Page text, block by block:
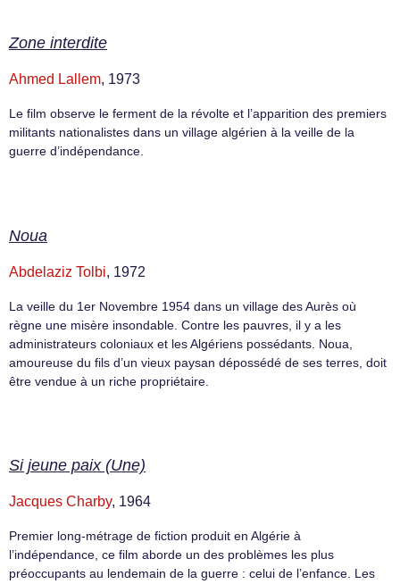
Zone interdite
Ahmed Lallem, 1973
Le film observe le ferment de la révolte et l’apparition des premiers
militants nationalistes dans un village algérien à la veille de la
guerre d’indépendance.
Noua
Abdelaziz Tolbi, 1972
La veille du 1er Novembre 1954 dans un village des Aurès où
règne une misère insondable. Contre les pauvres, il y a les
administrateurs coloniaux et les Algériens possédants. Noua,
amoureuse du fils d’un vieux paysan dépossédé de ses terres, doit
être vendue à un riche propriétaire.
Si jeune paix (Une)
Jacques Charby, 1964
Premier long-métrage de fiction produit en Algérie à
l’indépendance, ce film aborde un des problèmes les plus
préoccupants au lendemain de la guerre : celui de l’enfance. Les